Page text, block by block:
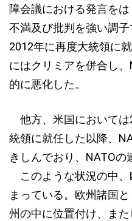
障会議における発言を
不満及び批判を強い調子
2012年に再度大統領に
にはクリミアを併合し
的に悪化した。
他方、米国においては
統領に就任した以降、
きしんでおり、NATOの
このような状況の中、
まっている。欧州諸国
州の中に位置付け、ま